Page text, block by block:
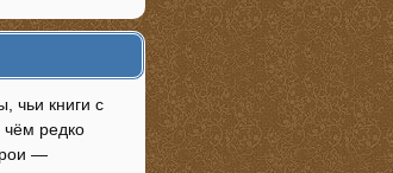
чьи книги с
чём редко
—